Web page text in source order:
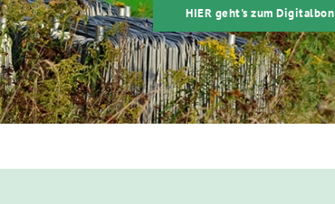
HIER geht's zum Digitalbon